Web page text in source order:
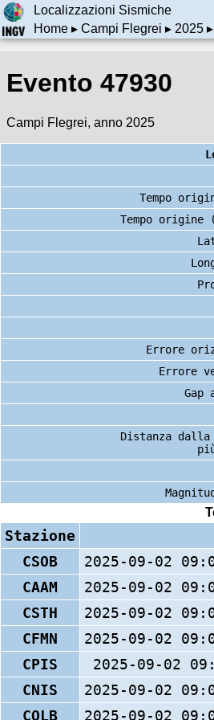
Localizzazioni Sismiche
Home▸ Campi Flegrei ▸ 2025▸
Evento 47930
Campi Flegrei, anno 2025
Tempo
Tempo origine
Errore
Errore
Gap
Distanza dalla
Stazione
CSOB
2025-09-02
CAAM
2025-09-02
CSTH
2025-09-02
CFMN
2025-09-02
CPIS
2025-09-02
CNIS
2025-09-02
COLB
2025-09-02